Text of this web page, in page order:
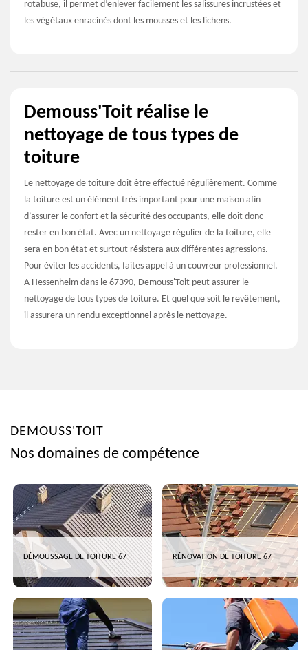
rotabuse, il permet d’enlever facilement les salissures incrustées et
les végétaux enracinés dont les mousses et les lichens.
Demouss'Toit réalise le
nettoyage de tous types de
toiture
Le nettoyage de toiture doit être effectué régulièrement. Comme
la toiture est un élément très important pour une maison afin
d’assurer le confort et la sécurité des occupants, elle doit donc
rester en bon état. Avec un nettoyage régulier de la toiture, elle
sera en bon état et surtout résistera aux différentes agressions.
Pour éviter les accidents, faites appel à un couvreur professionnel.
A Hessenheim dans le 67390, Demouss'Toit peut assurer le
nettoyage de tous types de toiture. Et quel que soit le revêtement,
il assurera un rendu exceptionnel après le nettoyage.
DEMOUSS'TOIT
Nos domaines de compétence
DÉMOUSSAGE DE TOITURE 67 RÉNOVATION DE TOITURE 67